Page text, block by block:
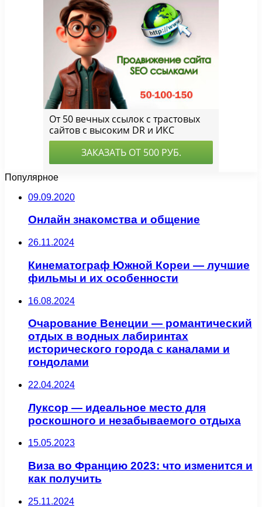
Популярное
09.09.2020
Онлайн знакомства и общение
26.11.2024
Кинематограф Южной Кореи — лучшие
фильмы и их особенности
16.08.2024
Очарование Венеции — романтический
отдых в водных лабиринтах
исторического города с каналами и
гондолами
22.04.2024
Луксор — идеальное место для
роскошного и незабываемого отдыха
15.05.2023
Виза во Францию 2023: что изменится и
как получить
25.11.2024